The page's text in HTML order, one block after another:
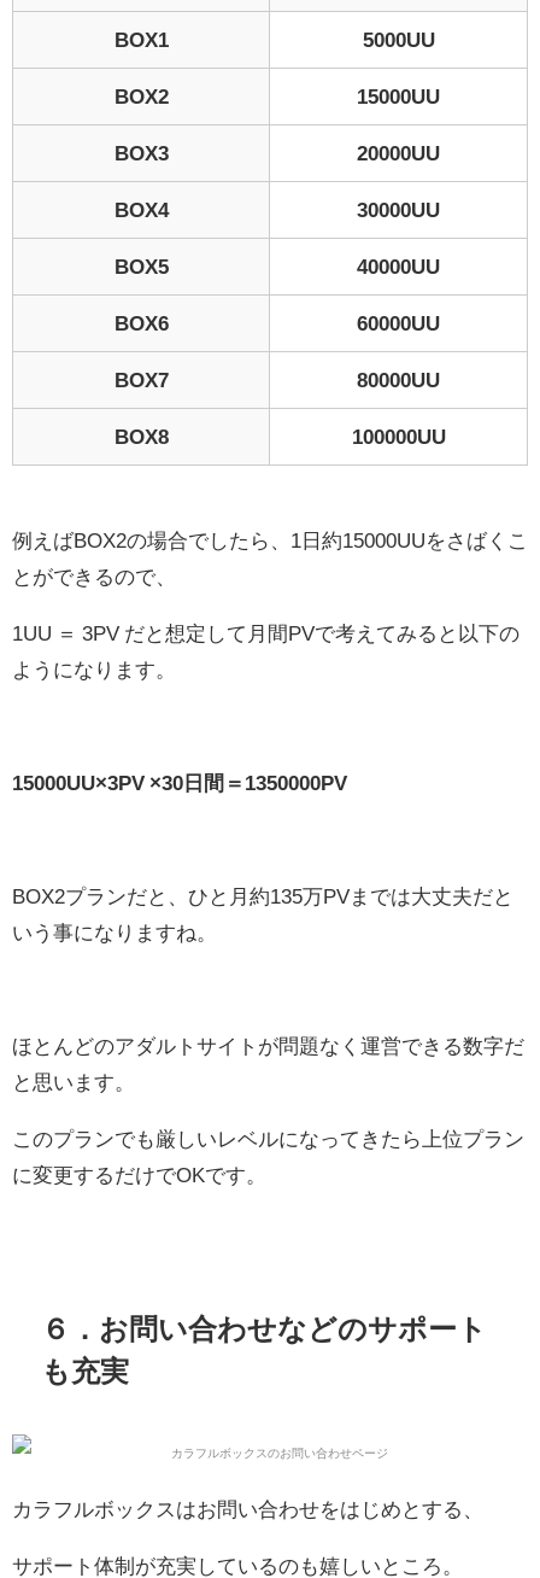
BOX1 5000UU
BOX2 15000UU
BOX3 20000UU
BOX4 30000UU
BOX5 40000UU
BOX6 60000UU
BOX7 80000UU
BOX8 100000UU
例えばBOX2の場合でしたら、1日約15000UUをさばくこ
とができるので、
1UU ＝ 3PV だと想定して月間PVで考えてみると以下の
ようになります。
15000UU×3PV ×30日間＝1350000PV
BOX2プランだと、ひと月約135万PVまでは大丈夫だと
いう事になりますね。
ほとんどのアダルトサイトが問題なく運営できる数字だ
と思います。
このプランでも厳しいレベルになってきたら上位プラン
に変更するだけでOKです。
６．お問い合わせなどのサポート
も充実
カラフルボックスはお問い合わせをはじめとする、
サポート体制が充実しているのも嬉しいところ。